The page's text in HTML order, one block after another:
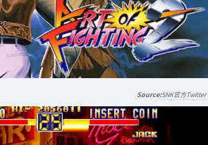
SNK官方Twitter